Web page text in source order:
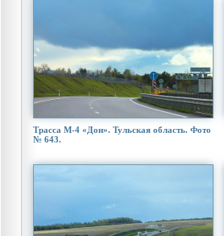
Трасса М-4 «Дон». Тульская область. Фото
№ 643.